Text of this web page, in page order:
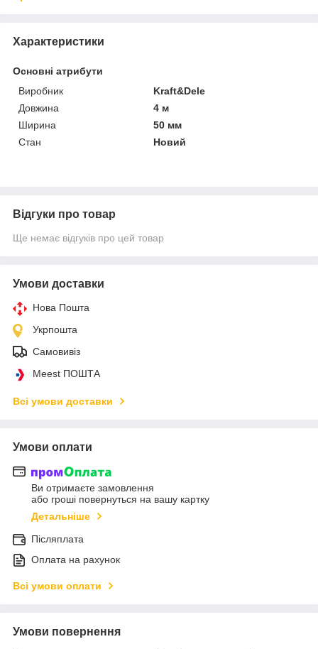
Характеристики
Основні атрибути
Виробник
Kraft&Dele
Довжина
4 м
Ширина
50 мм
Стан
Новий
Відгуки про товар
Ще немає відгуків про цей товар
Умови доставки
Нова Пошта
Укрпошта
Самовивіз
Meest ПОШТА
Всі умови доставки
Умови оплати
Ви отримаєте замовлення
або гроші повернуться на вашу картку
Детальніше
Післяплата
Оплата на рахунок
Всі умови оплати
Умови повернення